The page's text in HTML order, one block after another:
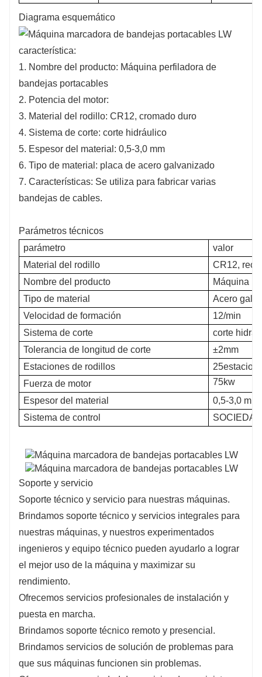
Diagrama esquemático
característica:
1. Nombre del producto: Máquina perfiladora de
bandejas portacables
2. Potencia del motor:
3. Material del rodillo: CR12, cromado duro
4. Sistema de corte: corte hidráulico
5. Espesor del material: 0,5-3,0 mm
6. Tipo de material: placa de acero galvanizado
7. Características: Se utiliza para fabricar varias
bandejas de cables.
Parámetros técnicos
parámetro
valor
Material del rodillo
CR12,
Nombre del producto
Máquina
Tipo de material
Acero
Velocidad de formación
12/min
Sistema de corte
corte
Tolerancia de longitud de corte
±2mm
Estaciones de rodillos
Fuerza de motor
75kw
Espesor del material
0,5-3,0 mm
Sistema de control
Soporte y servicio
Soporte técnico y servicio para nuestras máquinas.
Brindamos soporte técnico y servicios integrales para
nuestras máquinas, y nuestros experimentados
ingenieros y equipo técnico pueden ayudarlo a lograr
el mejor uso de la máquina y maximizar su
rendimiento.
Ofrecemos servicios profesionales de instalación y
puesta en marcha.
Brindamos soporte técnico remoto y presencial.
Brindamos servicios de solución de problemas para
que sus máquinas funcionen sin problemas.